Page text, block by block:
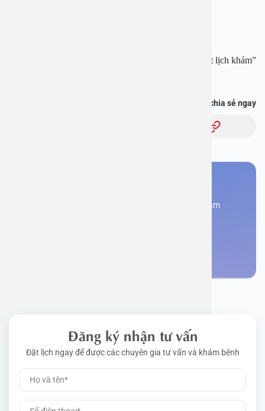
Tải APP Bệnh viện An Việt để “Tra cứu kết quả – Đặt lịch khám”
Bạn thấy thông tin này hữu ích, chia sẻ ngay
Đăng kí ngay để được các chuyên gia tư vấn và khám
Đăng ký nhận tư vấn
Đặt lịch ngay để được các chuyên gia tư vấn và khám bệnh